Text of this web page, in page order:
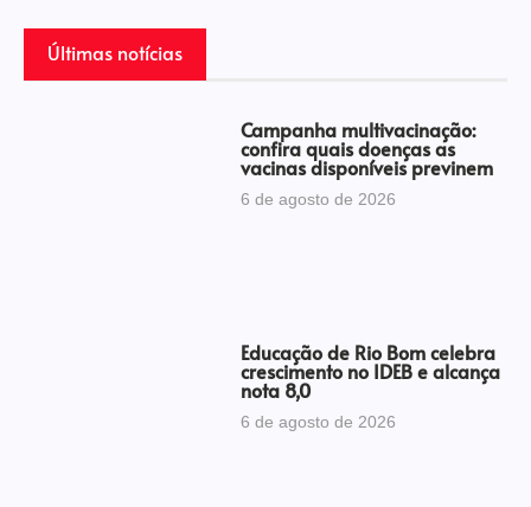
Últimas notícias
Campanha multivacinação:
confira quais doenças as
vacinas disponíveis previnem
6 de agosto de 2026
Educação de Rio Bom celebra
crescimento no IDEB e alcança
nota 8,0
6 de agosto de 2026